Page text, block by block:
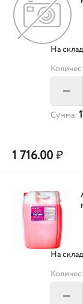
На
–
Сумма:
1 716.00₽
На
–